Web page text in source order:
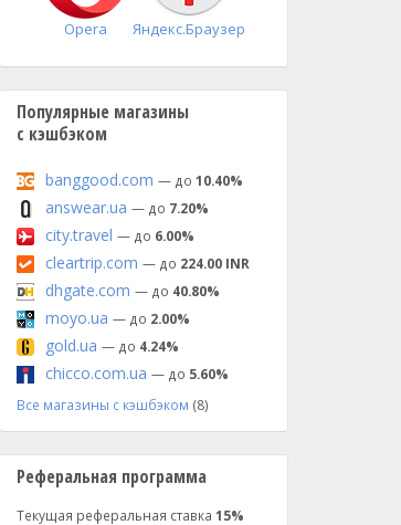
Opera Яндекс.Браузер
Популярные магазины
с кэшбэком
banggood.com — до 10.40%
answear.ua — до 7.20%
city.travel — до 6.00%
cleartrip.com — до 224.00 INR
dhgate.com — до 40.80%
moyo.ua — до 2.00%
gold.ua — до 4.24%
chicco.com.ua — до 5.60%
Все магазины с кэшбэком (8)
Реферальная программа
Текущая реферальная ставка 15%